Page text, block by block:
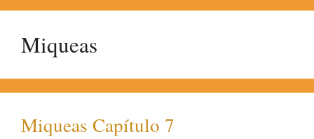
Miqueas
Miqueas Capítulo 7